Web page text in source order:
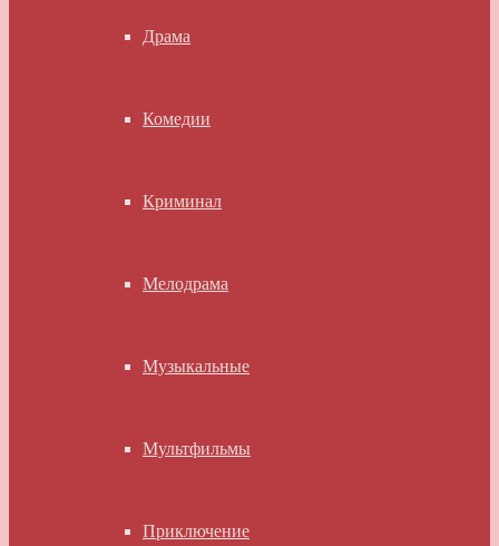
Драма
Комедии
Криминал
Мелодрама
Музыкальные
Мультфильмы
Приключение